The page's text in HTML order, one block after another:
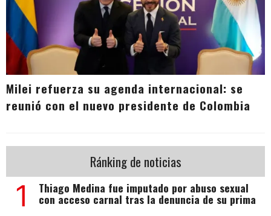
Milei refuerza su agenda internacional: se
reunió con el nuevo presidente de Colombia
Ránking de noticias
1 Thiago Medina fue imputado por abuso sexual
con acceso carnal tras la denuncia de su prima